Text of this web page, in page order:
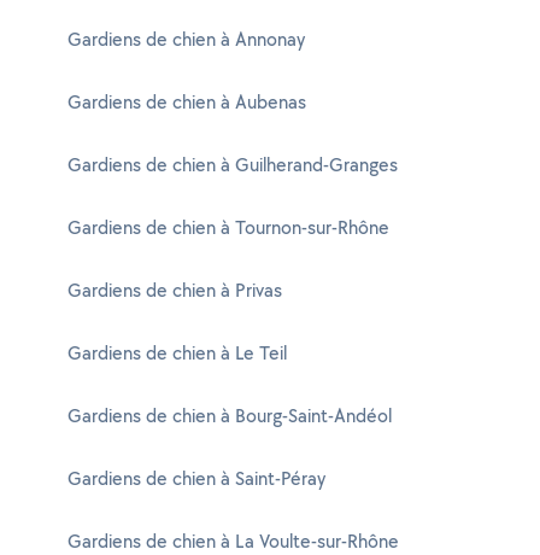
Gardiens de chien à Annonay
Gardiens de chien à Aubenas
Gardiens de chien à Guilherand-Granges
Gardiens de chien à Tournon-sur-Rhône
Gardiens de chien à Privas
Gardiens de chien à Le Teil
Gardiens de chien à Bourg-Saint-Andéol
Gardiens de chien à Saint-Péray
Gardiens de chien à La Voulte-sur-Rhône